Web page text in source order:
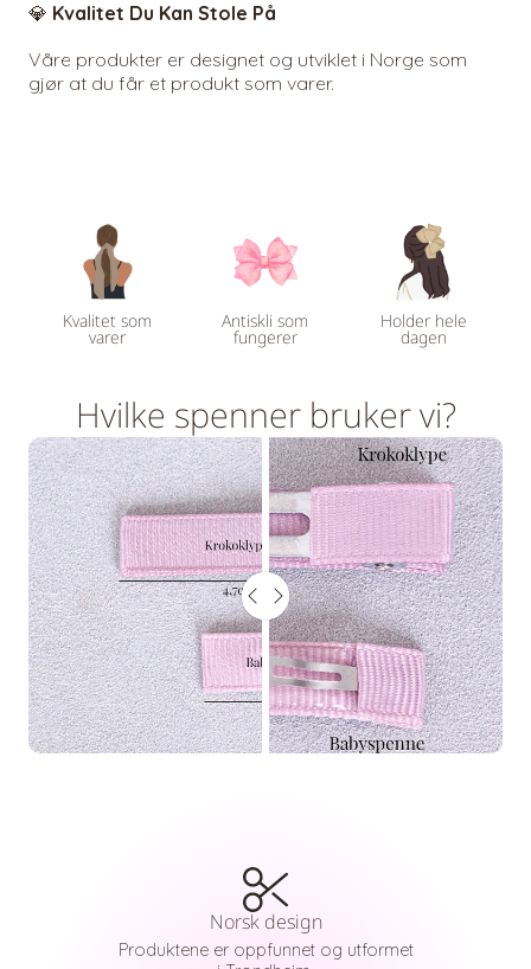
💎 Kvalitet Du Kan Stole På
Våre produkter er designet og utviklet i Norge som
gjør at du får et produkt som varer.
Kvalitet som
varer
Antiskli som
fungerer
Holder hele
dagen
Hvilke spenner bruker vi?
FØR
ETTER
GLIDEBRYTEREN
Norsk design
Produktene er oppfunnet og utformet